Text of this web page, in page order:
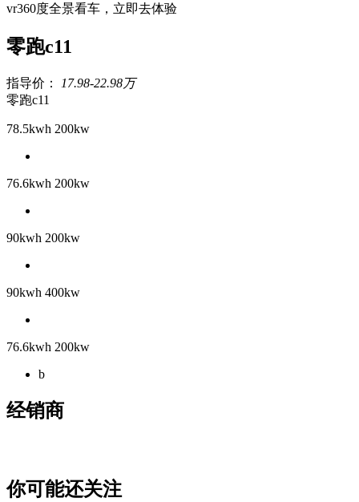
vr360度全景看车，立即去体验
零跑c11
指导价：
17.98-22.98万
零跑c11
78.5kwh 200kw
76.6kwh 200kw
90kwh 200kw
90kwh 400kw
76.6kwh 200kw
b
经销商
你可能还关注